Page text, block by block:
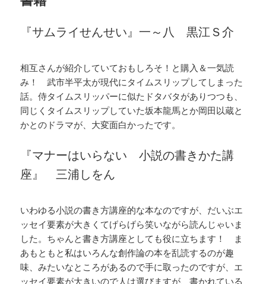
『サムライせんせい』一～八 黒江Ｓ介
相互さんが紹介していておもしろそ！と購入＆一気読
み！ 武市半平太が現代にタイムスリップしてしまった
話。侍タイムスリッパーに似たドタバタがありつつも、
同じくタイムスリップしていた坂本龍馬とか岡田以蔵と
かとのドラマが、大変面白かったです。
『マナーはいらない 小説の書きかた講
座』 三浦しをん
いわゆる小説の書き方講座的な本なのですが、だいぶエ
ッセイ要素が大きくてげらげら笑いながら読んじゃいま
した。ちゃんと書き方講座としても役に立ちます！ ま
あもともと私はいろんな創作論の本を乱読するのが趣
味、みたいなところがあるので手に取ったのですが、エ
ッセイ要素が大きいので人は選びますが、書かれている